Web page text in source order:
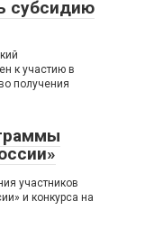
субсидию
к участию в
получения
участников
и конкурса на